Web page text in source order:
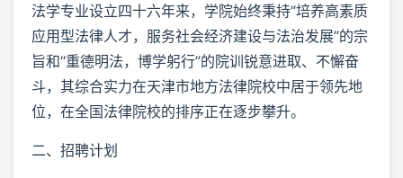
法学专业设立四十六年来，学院始终秉持“培养高素质
应用型法律人才，服务社会经济建设与法治发展”的宗
旨和“重德明法，博学躬行”的院训锐意进取、不懈奋
斗，其综合实力在天津市地方法律院校中居于领先地
位，在全国法律院校的排序正在逐步攀升。
二、招聘计划